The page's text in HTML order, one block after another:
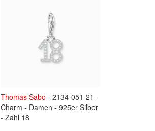
Thomas Sabo - 2134-051-21 -
Charm - Damen - 925er Silber
- Zahl 18